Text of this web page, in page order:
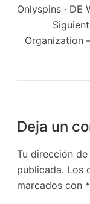
Onlyspins · DE
Organization
Deja un
Tu dirección
publicada. Los
marcados con *